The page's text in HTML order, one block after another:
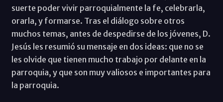
suerte poder vivir parroquialmente la fe, celebrarla,
orarla, y formarse. Tras el diálogo sobre otros
muchos temas, antes de despedirse de los jóvenes, D.
Jesús les resumió su mensaje en dos ideas: que no se
les olvide que tienen mucho trabajo por delante en la
parroquia, y que son muy valiosos e importantes para
la parroquia.